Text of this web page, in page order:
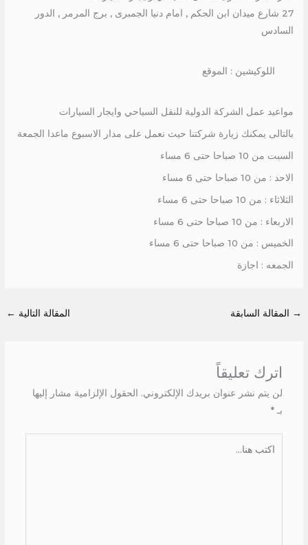
27 شارع ميدان ابن الحكم , امام دنيا الجمبرى , برج المرمر , الدور
السادس
اللوكيشين : الموقع
مواعيد عمل الشركة الدولية للنقل السياحي وايجار السيارات
بالتالى يمكنك زيارة شركتنا حيث نعمل على مدار الاسبوع ماعدا الجمعة
السبت من 10 صباحا حتى 6 مساء
الاحد : من 10 صباحا حتى 6 مساء
الثلاثاء : من 10 صباحا حتى 6 مساء
الاربعاء : من 10 صباحا حتى 6 مساء
الخميس : من 10 صباحا حتى 6 مساء
الجمعه : اجازة
→ المقالة السابقة المقالة التالية ←
اترك تعليقاً
لن يتم نشر عنوان بريدك الإلكتروني. الحقول الإلزامية مشار إليها
بـ *